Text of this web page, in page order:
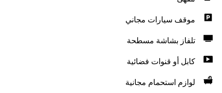
موقف سيارات مجاني
تلفاز بشاشة مسطحة
كابل أو قنوات فضائية
لوازم استحمام مجانية